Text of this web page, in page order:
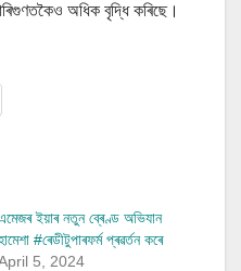
অধিক বৃদ্ধি কৰিছে।
ইয়াৰ নতুন ব্ৰেণ্ড অভিযান
#ৰেডীটুপাৰফৰ্ম প্ৰৱৰ্তন কৰে
5, 2024